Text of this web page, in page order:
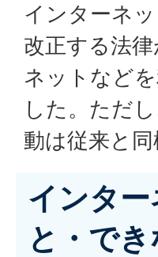
インターネ
改正する法
ネットなど
した。ただ
動は従来と
インタ
と・で